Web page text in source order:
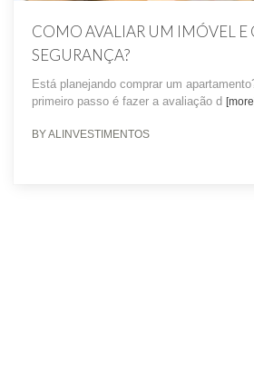
COMO AVALIAR UM IMÓVEL E
SEGURANÇA?
Está planejando comprar um
primeiro passo é fazer a avaliação d
BY ALINVESTIMENTOS